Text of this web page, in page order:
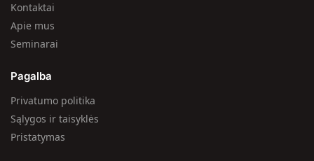
Kontaktai
Apie mus
Seminarai
Pagalba
Privatumo politika
Sąlygos ir taisyklės
Pristatymas